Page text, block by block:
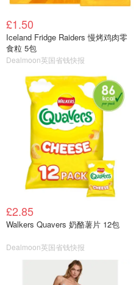
£1.50
Iceland Fridge Raiders 慢烤鸡肉零
食粒 5包
Dealmoon英国省钱快报
£2.85
Walkers Quavers 奶酪薯片 12包
Dealmoon英国省钱快报